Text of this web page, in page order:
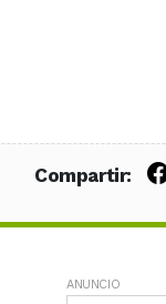
Compartir:
ANUNCIO